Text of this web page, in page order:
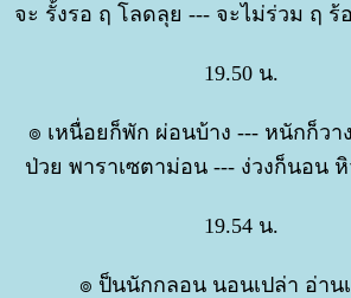
จะ รั้งรอ ฤ โลดลุย --- จะไม่ร่วม ฤ
19.50 น.
๏ เหนื่อยก็พัก ผ่อนบ้าง --- หนักก็วา
ป่วย พาราเซตาม่อน --- ง่วงก็นอน
19.54 น.
๏ ป็นนักกลอน นอนเปล่า อ่าน